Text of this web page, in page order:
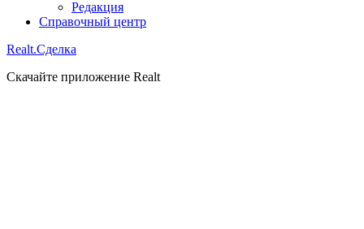
Редакция
Справочный центр
Realt.Сделка
Скачайте приложение Realt